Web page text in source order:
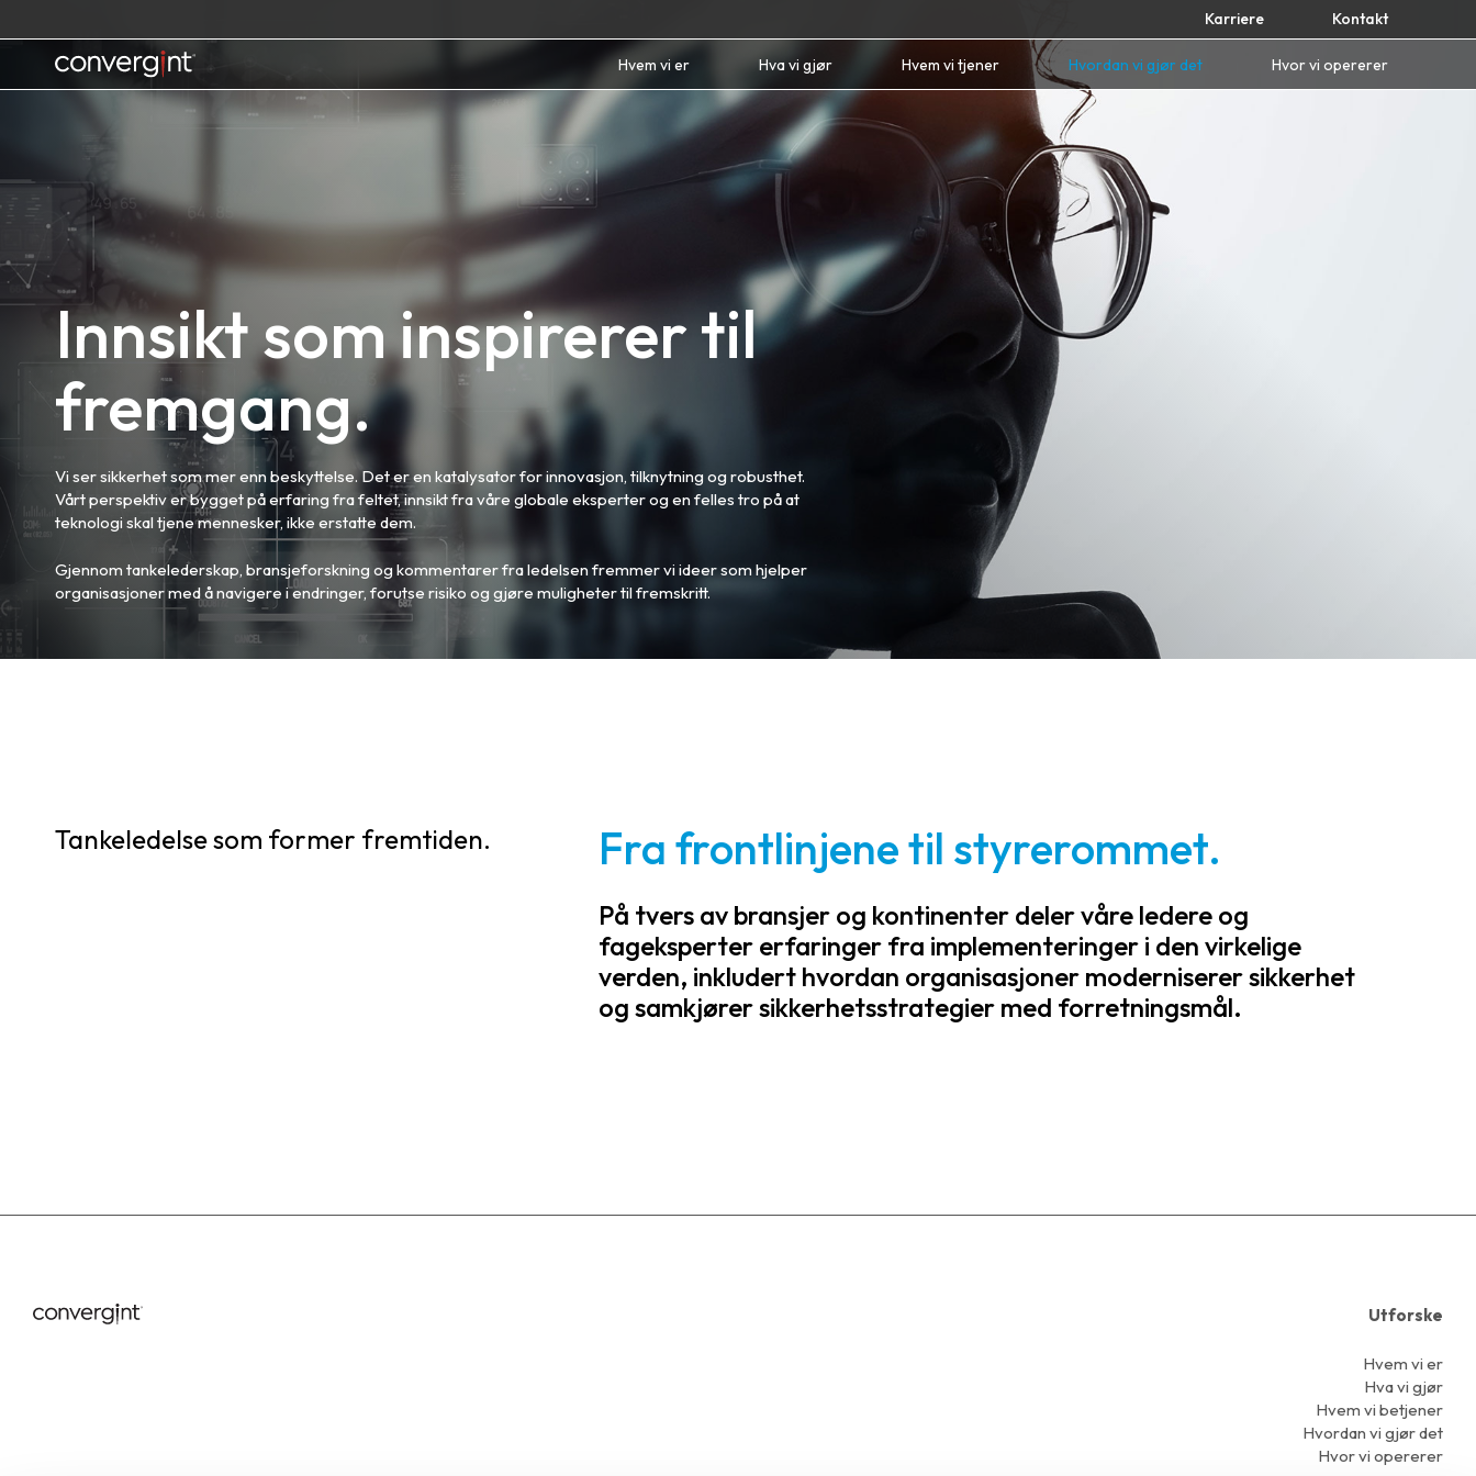
to
Karriere Kontakt
Home Hvem vi er Hva vi gjør Hvem vi tjener Hvordan vi gjør det Hvor vi opererer
Innsikt som inspirerer til
fremgang.
Vi ser sikkerhet som mer enn beskyttelse. Det er en katalysator for innovasjon, tilknytning og robusthet.
Vårt perspektiv er bygget på erfaring fra feltet, innsikt fra våre globale eksperter og en felles tro på at
teknologi skal tjene mennesker, ikke erstatte dem.
Gjennom tankelederskap, bransjeforskning og kommentarer fra ledelsen fremmer vi ideer som hjelper
organisasjoner med å navigere i endringer, forutse risiko og gjøre muligheter til fremskritt.
Tankeledelse som former fremtiden. Fra frontlinjene til styrerommet.
På tvers av bransjer og kontinenter deler våre ledere og
fageksperter erfaringer fra implementeringer i den virkelige
verden, inkludert hvordan organisasjoner moderniserer sikkerhet
og samkjører sikkerhetsstrategier med forretningsmål.
Utforske
Hvem vi er
Hva vi gjør
Hvem vi betjener
Hvordan vi gjør det
Hvor vi opererer